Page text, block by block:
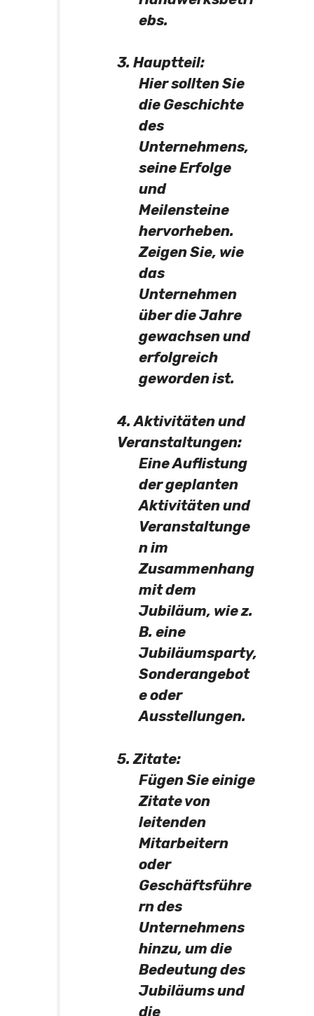
ebs.
3. Hauptteil:
Hier sollten Sie
die Geschichte
des
Unternehmens,
seine Erfolge
und
Meilensteine
hervorheben.
Zeigen Sie, wie
das
Unternehmen
über die Jahre
gewachsen und
erfolgreich
geworden ist.
4. Aktivitäten und
Veranstaltungen:
Eine Auflistung
der geplanten
Aktivitäten und
Veranstaltunge
n im
Zusammenhang
mit dem
Jubiläum, wie z.
B. eine
Jubiläumsparty,
Sonderangebot
e oder
Ausstellungen.
5. Zitate:
Fügen Sie einige
Zitate von
leitenden
Mitarbeitern
oder
Geschäftsführe
rn des
Unternehmens
hinzu, um die
Bedeutung des
Jubiläums und
die